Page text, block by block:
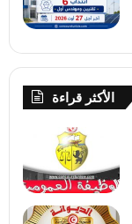
الأكثر قراءة